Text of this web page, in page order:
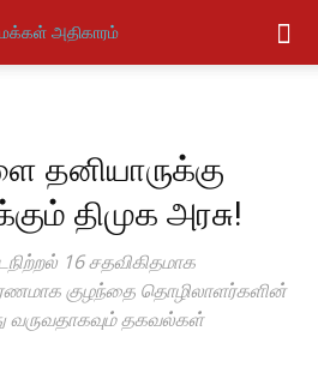
தனியாருக்கு
திமுக அரசு!
16 சதவிகிதமாக
குழந்தை தொழிலாளர்களின்
தகவல்கள்